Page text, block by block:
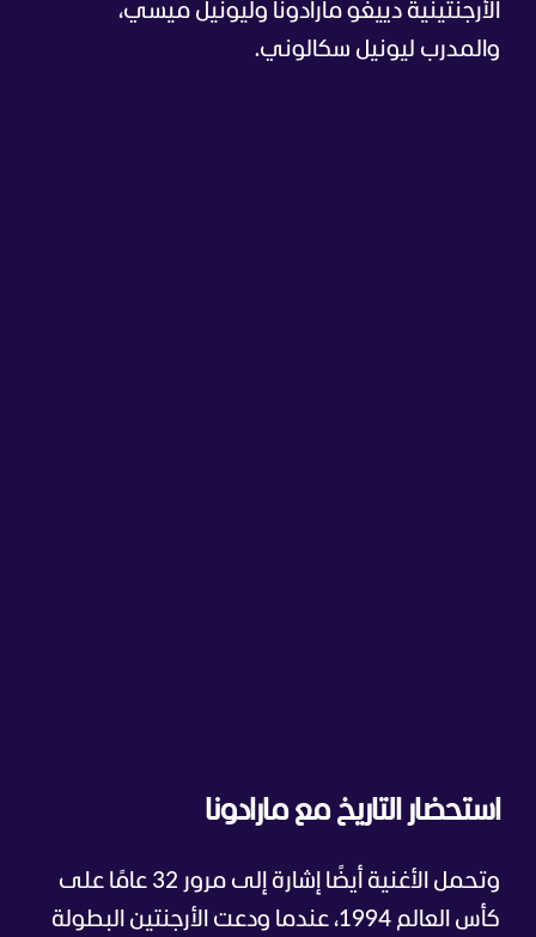
الأرجنتينية دييغو مارادونا وليونيل ميسي،
والمدرب ليونيل سكالوني.
استحضار التاريخ مع مارادونا
وتحمل الأغنية أيضًا إشارة إلى مرور 32 عامًا على
كأس العالم 1994، عندما ودعت الأرجنتين البطولة